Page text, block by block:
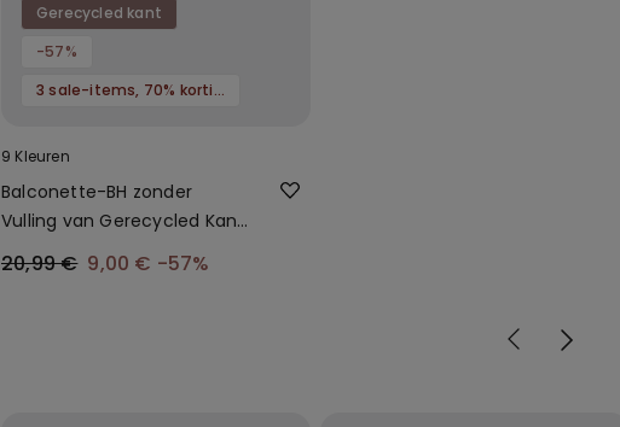
Gerecycled kant
-57%
3 sale-items, 70% korting
9 Kleuren
Balconette-BH zonder
Vulling van Gerecycled Kant
20,99 € 9,00 € -57%